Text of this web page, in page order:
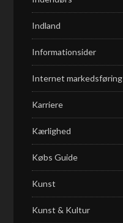
Indland
Informationsider
Internet markedsføring
Karriere
Kærlighed
Købs Guide
Kunst
Kunst & Kultur